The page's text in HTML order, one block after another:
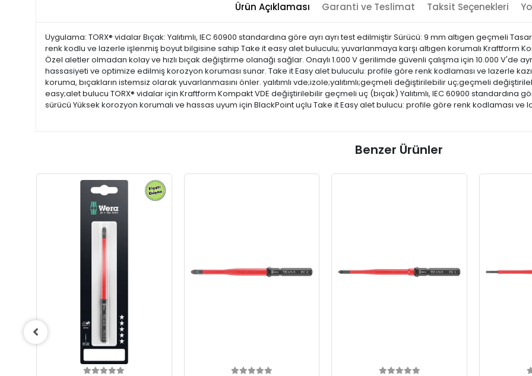
Ürün Açıklaması Garanti ve Teslimat Taksit Seçenekleri
Uygulama: TORX® vidalar Bıçak: Yalıtımlı, IEC 60900 standardına göre ayrı ayrı test edilmiştir Sürücü: 9 mm altıgen geçmeli
renk kodlu ve lazerle işlenmiş boyut bilgisine sahip Take it easy alet buluculu; yuvarlanmaya karşı altıgen korumalı Kraftform
Özel aletler olmadan kolay ve hızlı bıçak değiştirme olanağı sağlar. Onaylı 1.000 V gerilimde güvenli çalışma için 10.000 V'de
hassasiyeti ve optimize edilmiş korozyon koruması sunar. Take it Easy alet buluculu: profile göre renk kodlaması ve lazerle
koruma, bıçakların istemsiz olarak yuvarlanmasını önler. yalıtımlı vde;izole;yalıtımlı;geçmeli değiştirilebilir uç;geçmeli
easy;alet bulucu TORX® vidalar için Kraftform Kompakt VDE değiştirilebilir geçmeli uç (bıçak) Yalıtımlı, IEC 60900 standardına
sürücü Yüksek korozyon korumalı ve hassas uyum için BlackPoint uçlu Take it Easy alet bulucu: profile göre renk kodlaması
Benzer Ürünler